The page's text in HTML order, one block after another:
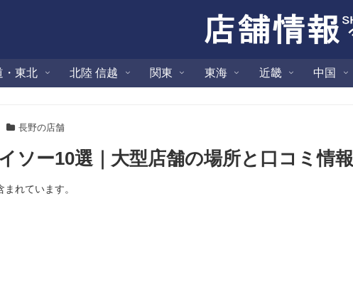
・東北 北陸 信越 関東 東海 近畿 中国
長野の店舗
ソー10選｜大型店舗の場所と口コミ情報
れています。